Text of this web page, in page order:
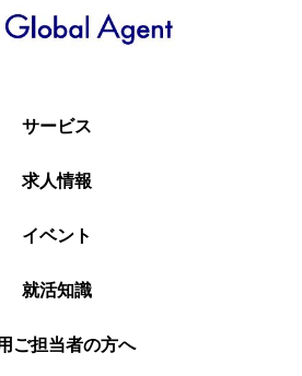
サービス
求人情報
イベント
就活知識
ご担当者の方へ